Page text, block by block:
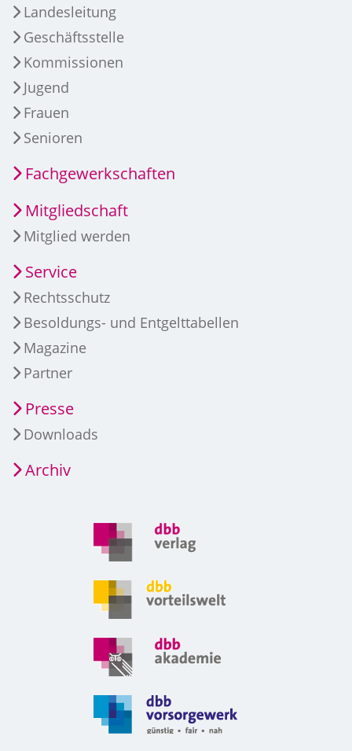
Landesleitung
Geschäftsstelle
Kommissionen
Jugend
Frauen
Senioren
Fachgewerkschaften
Mitgliedschaft
Mitglied werden
Service
Rechtsschutz
Besoldungs- und Entgelttabellen
Magazine
Partner
Presse
Downloads
Archiv